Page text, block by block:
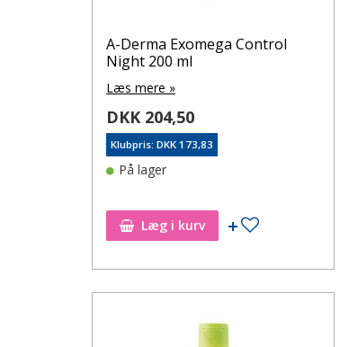
A-Derma Exomega Control
Night 200 ml
Læs mere »
DKK 204,50
Klubpris: DKK 173,83
På lager
Læg i kurv Tilføj til